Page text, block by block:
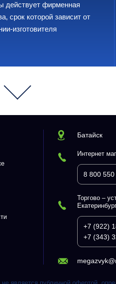
действует фирменная
срок которой зависит от
изготовителя
Батайск
Интернет
8 800 550
Торгово –
+7 (922)
+7 (343)